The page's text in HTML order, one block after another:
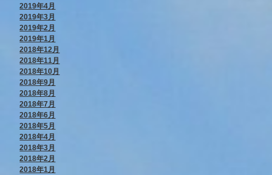
2019年4月
2019年3月
2019年2月
2019年1月
2018年12月
2018年11月
2018年10月
2018年9月
2018年8月
2018年7月
2018年6月
2018年5月
2018年4月
2018年3月
2018年2月
2018年1月